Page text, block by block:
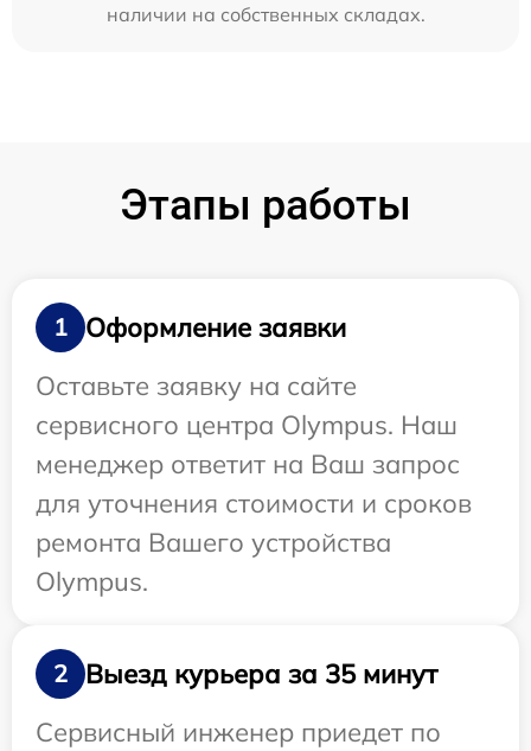
наличии на собственных складах.
Этапы работы
1
Оформление заявки
Оставьте заявку на сайте
сервисного центра Olympus. Наш
менеджер ответит на Ваш запрос
для уточнения стоимости и сроков
ремонта Вашего устройства
Olympus.
2
Выезд курьера за 35 минут
Сервисный инженер приедет по